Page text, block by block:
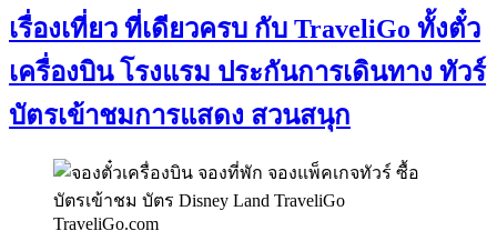
เรื่องเที่ยว ที่เดียวครบ กับ TraveliGo ทั้งตั๋ว
เครื่องบิน โรงแรม ประกันการเดินทาง ทัวร์
บัตรเข้าชมการแสดง สวนสนุก